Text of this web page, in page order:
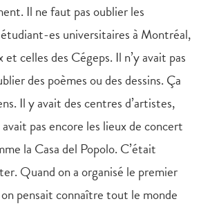
Il ne faut pas oublier les
es universitaires à Montréal,
celles des Cégeps. Il n’y avait pas
des poèmes ou des dessins. Ça
Il y avait des centres d’artistes,
pas encore les lieux de concert
la Casa del Popolo. C’était
Quand on a organisé le premier
pensait connaître tout le monde